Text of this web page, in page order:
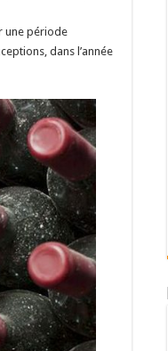
une période
dans l’année